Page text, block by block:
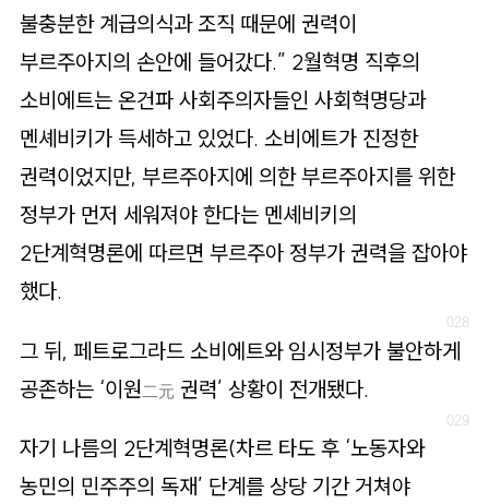
불충분한 계급의식과 조직 때문에 권력이
부르주아지의 손안에 들어갔다.” 2월혁명 직후의
소비에트는 온건파 사회주의자들인 사회혁명당과
멘셰비키가 득세하고 있었다. 소비에트가 진정한
권력이었지만, 부르주아지에 의한 부르주아지를 위한
정부가 먼저 세워져야 한다는 멘셰비키의
2단계혁명론에 따르면 부르주아 정부가 권력을 잡아야
했다.
그 뒤, 페트로그라드 소비에트와 임시정부가 불안하게
공존하는 ‘이원 二元 권력’ 상황이 전개됐다.
자기 나름의 2단계혁명론(차르 타도 후 ‘노동자와
농민의 민주주의 독재’ 단계를 상당 기간 거쳐야